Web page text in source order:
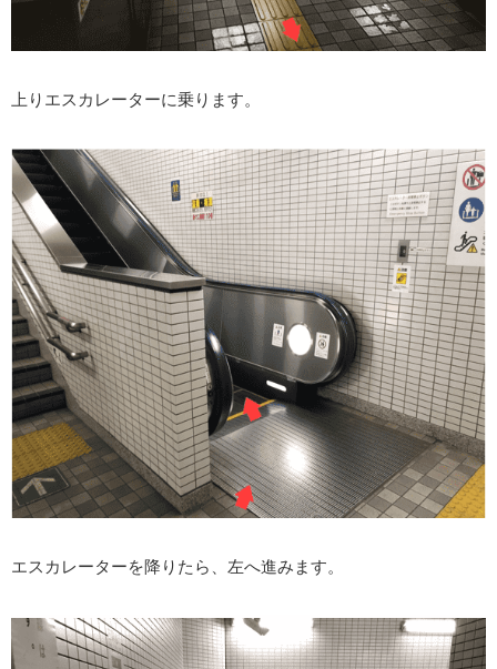
上りエスカレーターに乗ります。
エスカレーターを降りたら、左へ進みます。